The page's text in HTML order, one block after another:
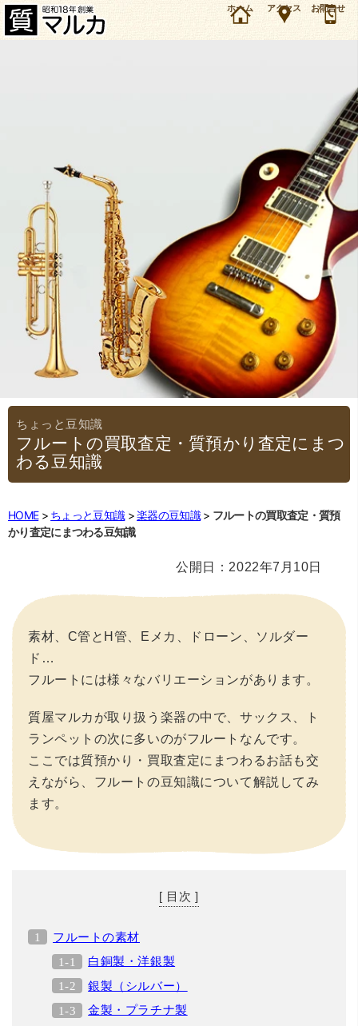
素材、C管とH管、Eメカ、ドローン、ソルダード…フルートには様々なバリエーションがありま
す。質屋マルカが取り扱う楽器の中で、サックス、トランペットの次に多いのがフルートなん
です。ここでは質預かりや買取査定にまつわるお話も交えながら、フルートの豆知識について
解説してみます。
ホーム アクセス お問合せ
フルートの買取査定・質預かり査定にまつ
わる豆知識
HOME ちょっと豆知識 楽器の豆知識
フルートの買取査定・質預
かり査定にまつわる豆知識
公開日：2022年7月10日
素材、C管とH管、Eメカ、ドローン、ソルダー
ド…
フルートには様々なバリエーションがあります。
質屋マルカが取り扱う楽器の中で、サックス、ト
ランペットの次に多いのがフルートなんです。
ここでは質預かり・買取査定にまつわるお話も交
えながら、フルートの豆知識について解説してみ
ます。
[ 目次 ]
フルートの素材
白銅製・洋銀製
銀製（シルバー）
金製・プラチナ製